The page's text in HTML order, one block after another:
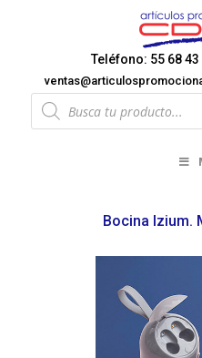
Teléfono: 55 68 43
Products
search
Bocina Izium.